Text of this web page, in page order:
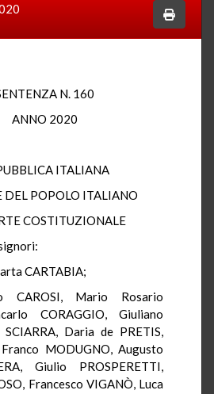
N. 160
ANNO 2020
ITALIANA
DEL POPOLO ITALIANO
COSTITUZIONALE
CARTABIA;
CAROSI, Mario Rosario
CORAGGIO, Giuliano
Daria de PRETIS,
MODUGNO, Augusto
Giulio PROSPERETTI,
Francesco VIGANÒ, Luca